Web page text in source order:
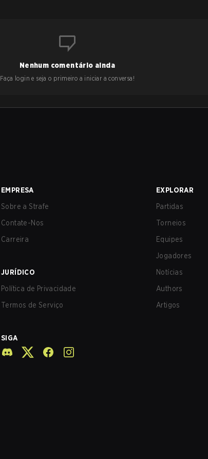
Nenhum comentário ainda
Faça login e seja o primeiro a iniciar a conversa!
EMPRESA
Sobre a Strafe
Contate-Nos
Carreira
JURÍDICO
Política de Privacidade
Termos de Serviço
SIGA
EXPLORAR
Partidas
Torneios
Equipes
Jogadores
Notícias
Authors
Artigos